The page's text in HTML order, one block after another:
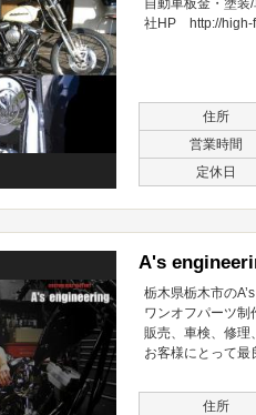
社HP http://high-
住所
営業時間
定休日
A's
栃木県栃木市の
ワンオフパーツ制
販売、車検、修理
お客様にとって最
住所